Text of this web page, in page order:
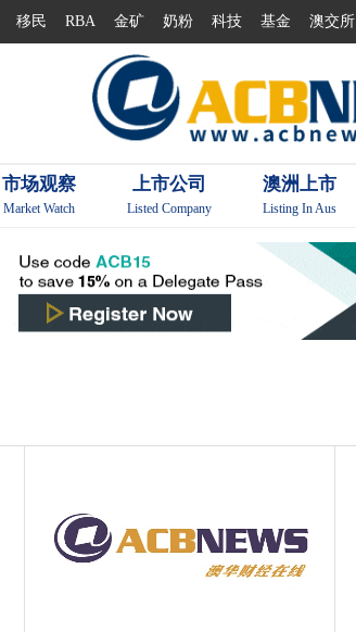
移民 RBA 金矿 奶粉 科技 基金 澳交所
市场观察
Market Watch
上市公司
Listed Company
澳洲上市
Listing In Aus